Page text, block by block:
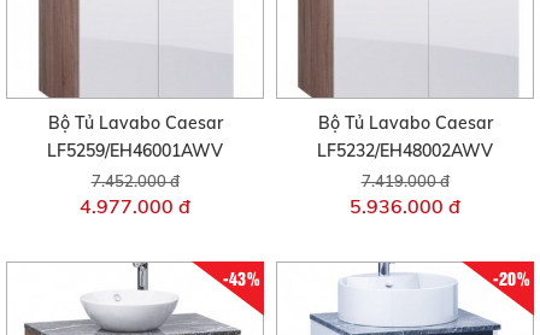
Bộ Tủ Lavabo Caesar
LF5259/EH46001AWV
7.452.000 đ
4.977.000 đ
Bộ Tủ Lavabo Caesar
LF5232/EH48002AWV
7.419.000 đ
5.936.000 đ
-43% -20%